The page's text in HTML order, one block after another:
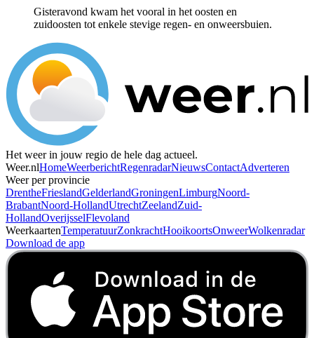
Gisteravond kwam het vooral in het oosten en
zuidoosten tot enkele stevige regen- en onweersbuien.
Het weer in jouw regio de hele dag actueel.
Weer.nlHomeWeerberichtRegenradarNieuwsContactAdverteren
Weer per provincie
DrentheFrieslandGelderlandGroningenLimburgNoord-
BrabantNoord-HollandUtrechtZeelandZuid-
HollandOverijsselFlevoland
WeerkaartenTemperatuurZonkrachtHooikoortsOnweerWolkenradar
Download de app